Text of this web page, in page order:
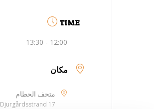
TIME
12:00 - 13:30
مكان
متحف الحطام
Djurgårdsstrand 17